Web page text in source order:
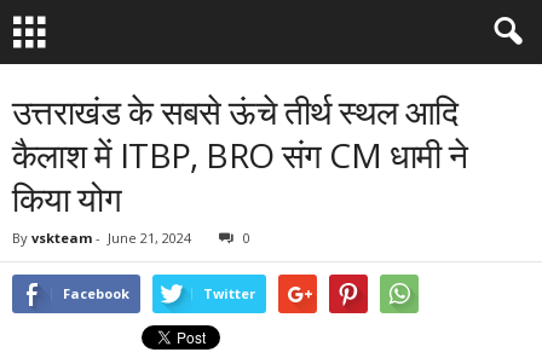
उत्तराखंड के सबसे ऊंचे तीर्थ स्थल आदि
कैलाश में ITBP, BRO संग CM धामी ने
किया योग
By vskteam - June 21, 2024 0
Facebook Twitter